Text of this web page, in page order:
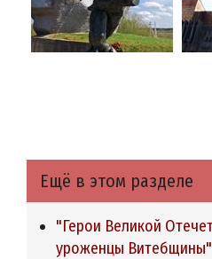
Ещё в этом разделе
"Герои Великой Отечетственной войны -
уроженцы Витебщины"